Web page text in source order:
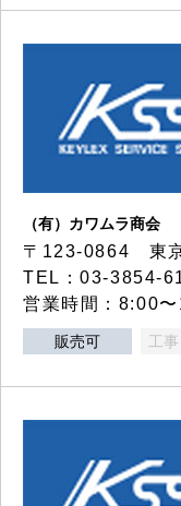
（有）カワムラ商会
〒123-0864 東
TEL：03-3854-
営業時間：8:00
販売可 工